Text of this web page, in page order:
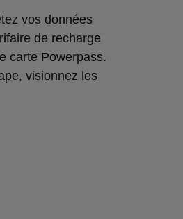
vos données
de recharge
carte Powerpass.
visionnez les